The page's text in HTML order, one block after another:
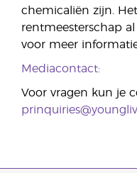
chemicaliën zijn.
rentmeesterschap al
voor meer
Mediacontact:
Voor vragen kun je